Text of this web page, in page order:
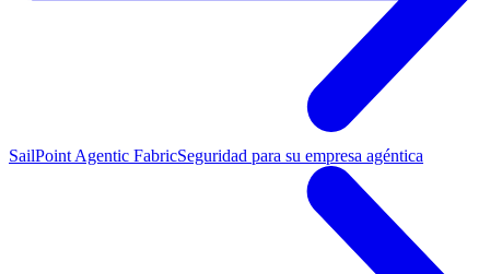
SailPoint Agentic FabricSeguridad para su empresa agéntica